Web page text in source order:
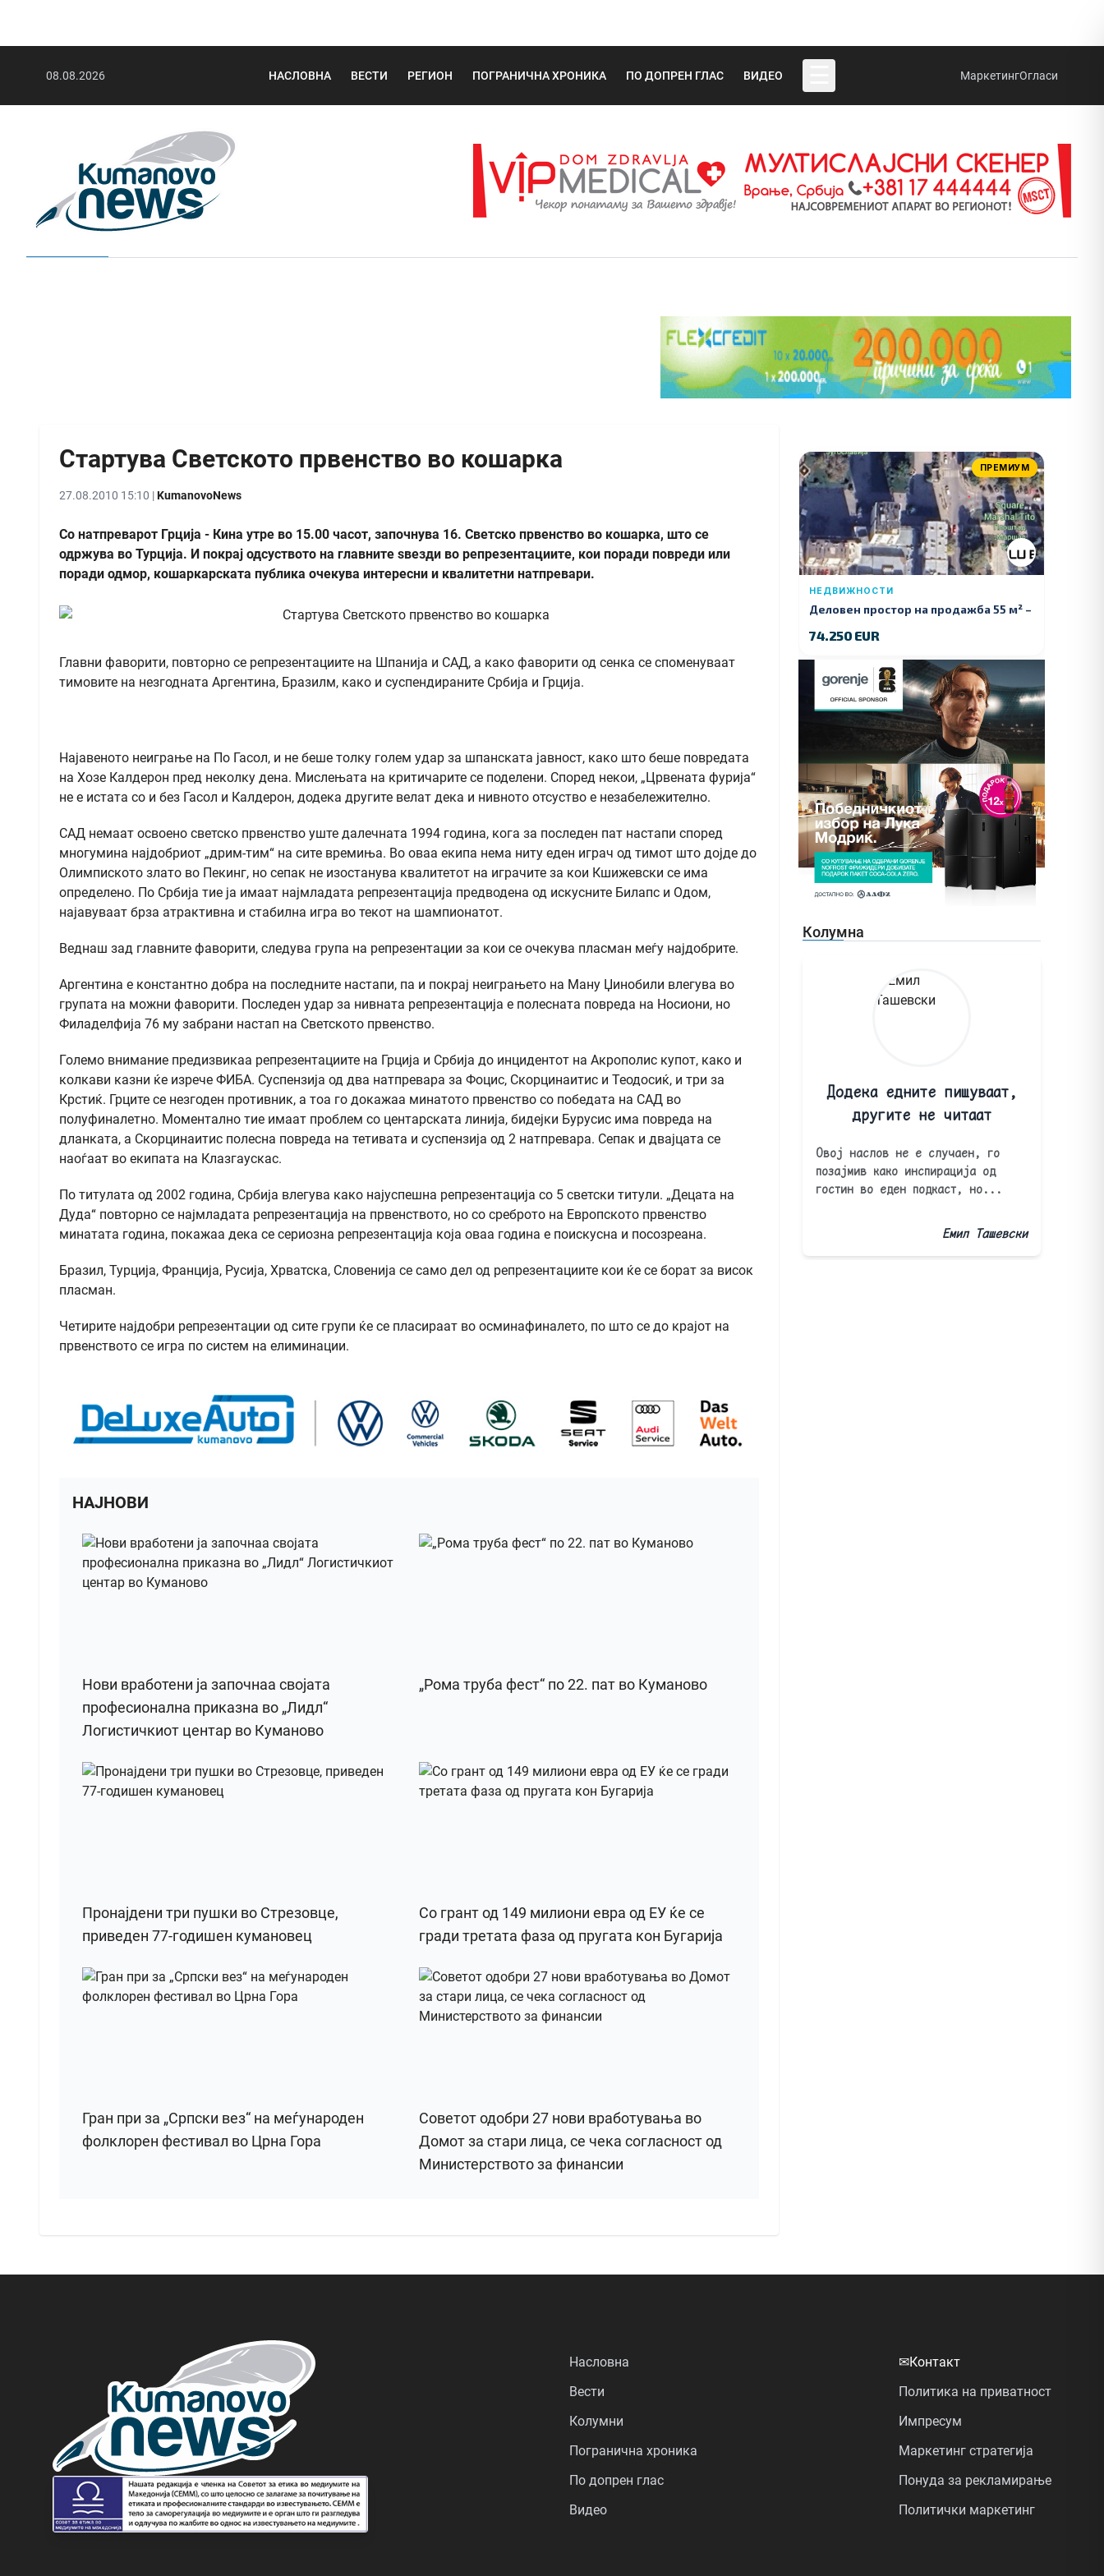
08.08.2026 НАСЛОВНА ВЕСТИ РЕГИОН ПОГРАНИЧНА ХРОНИКА ПО ДОПРЕН ГЛАС ВИДЕО МаркетингОгласи
Стартува Светското првенство во кошарка
27.08.2010 15:10 |KumanovoNews
Со натпреварот Грција - Кина утре во 15.00 часот, започнува 16. Светско првенство во кошарка, што се
одржува во Турција. И покрај одсуството на главните ѕвезди во репрезентациите, кои поради повреди или
поради одмор, кошаркарската публика очекува интересни и квалитетни натпревари.
Главни фаворити, повторно се репрезентациите на Шпанија и САД, а како фаворити од сенка се споменуваат
тимовите на незгодната Аргентина, Бразилм, како и суспендираните Србија и Грција.
Најавеното неиграње на По Гасол, и не беше толку голем удар за шпанската јавност, како што беше повредата
на Хозе Калдерон пред неколку дена. Мислењата на критичарите се поделени. Според некои, „Црвената фурија“
не е истата со и без Гасол и Калдерон, додека другите велат дека и нивното отсуство е незабележително.
САД немаат освоено светско првенство уште далечната 1994 година, кога за последен пат настапи според
многумина најдобриот „дрим-тим“ на сите времиња. Во оваа екипа нема ниту еден играч од тимот што дојде до
Олимпиското злато во Пекинг, но сепак не изостанува квалитетот на играчите за кои Кшижевски се има
определено. По Србија тие ја имаат најмладата репрезентација предводена од искусните Билапс и Одом,
најавуваат брза атрактивна и стабилна игра во текот на шампионатот.
Веднаш зад главните фаворити, следува група на репрезентации за кои се очекува пласман меѓу најдобрите.
Аргентина е константно добра на последните настапи, па и покрај неиграњето на Ману Џинобили влегува во
групата на можни фаворити. Последен удар за нивната репрезентација е полесната повреда на Носиони, но
Филаделфија 76 му забрани настап на Светското првенство.
Големо внимание предизвикаа репрезентациите на Грција и Србија до инцидентот на Акрополис купот, како и
колкави казни ќе изрече ФИБА. Суспензија од два натпревара за Фоцис, Скорцинаитис и Теодосиќ, и три за
Крстиќ. Грците се незгоден противник, а тоа го докажаа минатото првенство со победата на САД во
полуфиналетно. Моментално тие имаат проблем со центарската линија, бидејки Бурусис има повреда на
дланката, а Скорцинаитис полесна повреда на тетивата и суспензија од 2 натпревара. Сепак и двајцата се
наоѓаат во екипата на Клазгаускас.
По титулата од 2002 година, Србија влегува како најуспешна репрезентација со 5 светски титули. „Децата на
Дуда“ повторно се најмладата репрезентација на првенството, но со среброто на Европското првенство
минатата година, покажаа дека се сериозна репрезентација која оваа година е поискусна и посозреана.
Бразил, Турција, Франција, Русија, Хрватска, Словенија се само дел од репрезентациите кои ќе се борат за висок
пласман.
Четирите најдобри репрезентации од сите групи ќе се пласираат во осминафиналето, по што се до крајот на
првенството се игра по систем на елиминации.
НАЈНОВИ
Нови вработени ја започнаа својата
професионална приказна во „Лидл“
Логистичкиот центар во Куманово
„Рома труба фест“ по 22. пат во Куманово
Пронајдени три пушки во Стрезовце,
приведен 77-годишен кумановец
Со грант од 149 милиони евра од ЕУ ќе се
гради третата фаза од пругата кон Бугарија
Гран при за „Српски вез“ на меѓународен
фолклорен фестивал во Црна Гора
Советот одобри 27 нови вработувања во
Домот за стари лица, се чека согласност од
Министерството за финансии
ПРЕМИУМ
НЕДВИЖНОСТИ
Деловен простор на продажба 55 м² –
74.250 EUR
Колумна
Додека едните пишуваат,
другите не читаат
Овој наслов не е случаен, го
позајмив како инспирација од
гостин во еден подкаст, но...
Емил Ташевски
Насловна
Вести
Колумни
Погранична хроника
По допрен глас
Видео
✉Контакт
Политика на приватност
Импресум
Маркетинг стратегија
Понуда за рекламирање
Политички маркетинг